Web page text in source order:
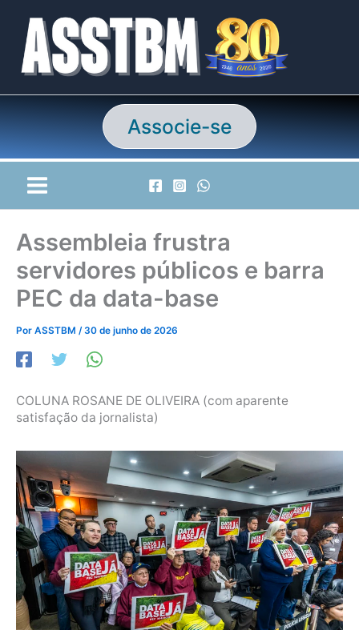
conteúdo
Associe-se
Assembleia frustra
servidores públicos e barra
PEC da data-base
Por ASSTBM /30 de junho de 2026
COLUNA ROSANE DE OLIVEIRA (com aparente
satisfação da jornalista)